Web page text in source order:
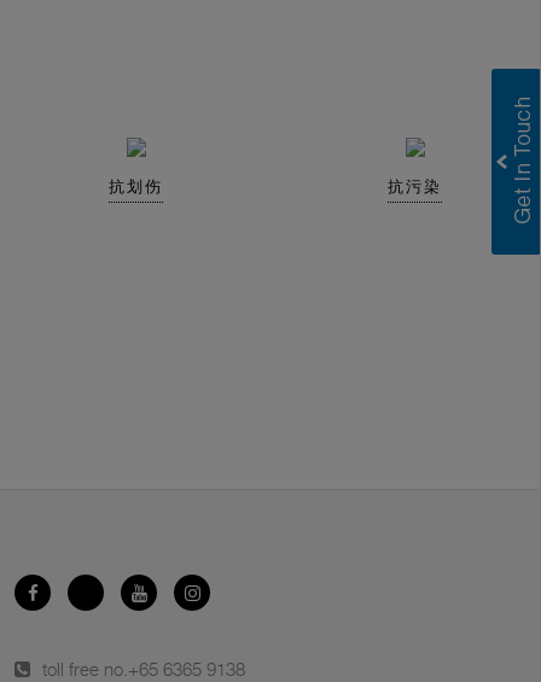
抗划伤 抗污染
toll free no. +65 6365 9138